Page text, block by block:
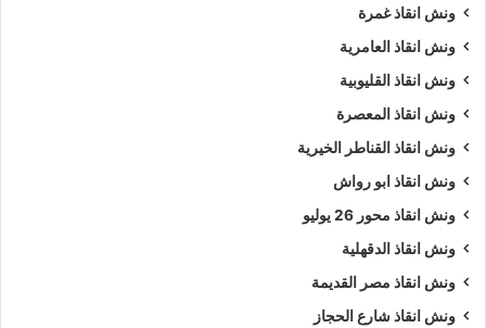
ونش انقاذ غمرة
ونش انقاذ العامرية
ونش انقاذ القليوبية
ونش انقاذ المعصرة
ونش انقاذ القناطر الخيرية
ونش انقاذ ابو رواش
ونش انقاذ محور 26 يوليو
ونش انقاذ الدقهلية
ونش انقاذ مصر القديمة
ونش انقاذ شارع الحجاز